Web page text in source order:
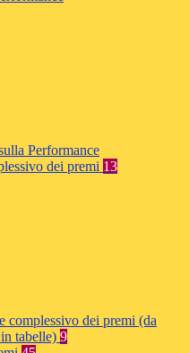
Performance
dei premi 13
complessivo dei premi (da
tabelle) 9